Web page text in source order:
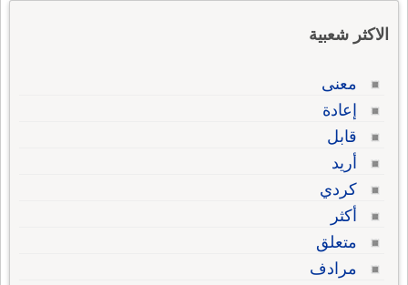
الاكثر شعبية
معنى
إعادة
قابل
أريد
كردي
أكثر
متعلق
مرادف